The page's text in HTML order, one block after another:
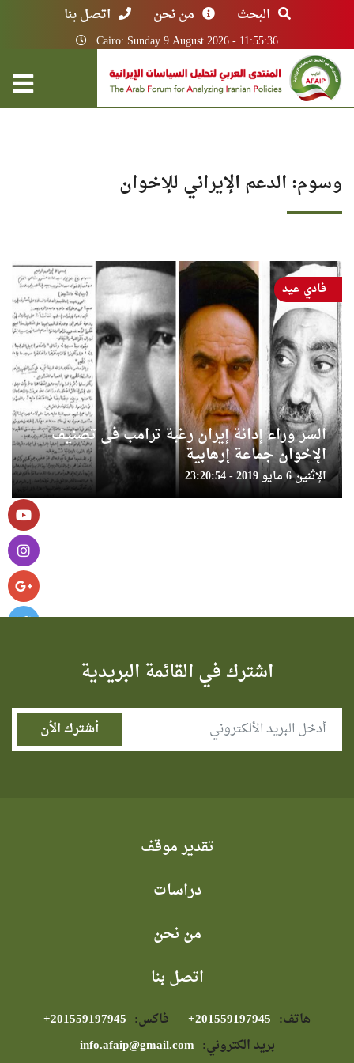
البحث من نحن اتصل بنا
Cairo: Sunday 9 August 2026 - 11:55:36
وسوم: الدعم الإيراني للإخوان
السر وراء إدانة إيران رغبة ترامب فى تصنيف
الإخوان جماعة إرهابية
الإثنين 6 مايو 2019 - 23:20:54
فادي عيد
اشترك في القائمة البريدية
تقدير موقف
دراسات
من نحن
اتصل بنا
هاتف: فاكس:
بريد الكتروني: info.afaip@gmail.com